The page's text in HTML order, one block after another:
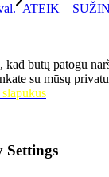
ATEIK –
kad būtų patogu
su mūsų
Settings